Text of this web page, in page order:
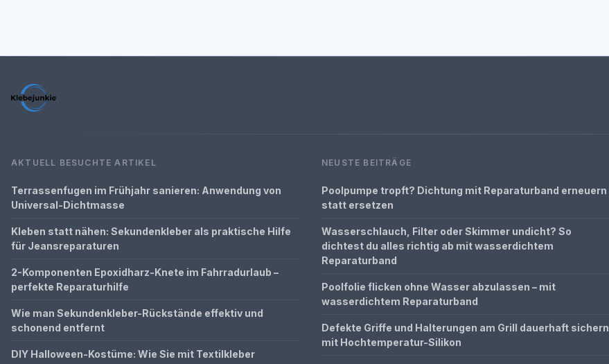
AKTUELL BESUCHTE ARTIKEL
Terrassenfugen im Frühjahr sanieren: Anwendung von
Universal-Dichtmasse
Kleben statt nähen: Sekundenkleber als praktische Hilfe
für Jeansreparaturen
2-Komponenten Epoxidharz-Knete im Fahrradurlaub –
perfekte Reparaturhilfe
Wie man Sekundenkleber-Rückstände effektiv und
schonend entfernt
DIY Halloween-Kostüme: Wie Sie mit Textilkleber
NEUSTE BEITRÄGE
Poolpumpe tropft? Dichtung mit Reparaturband erneuern
statt ersetzen
Wasserschlauch, Filter oder Skimmer undicht? So
dichtest du alles richtig ab mit wasserdichtem
Reparaturband
Poolfolie flicken ohne Wasser abzulassen – mit
wasserdichtem Reparaturband
Defekte Griffe und Halterungen am Grill dauerhaft sichern
mit Hochtemperatur-Silikon